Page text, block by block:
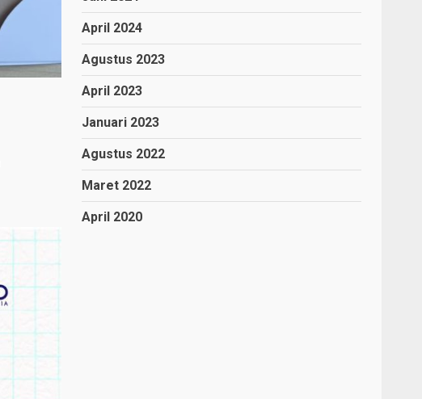
April 2024
Agustus 2023
April 2023
Januari 2023
Agustus 2022
Maret 2022
April 2020